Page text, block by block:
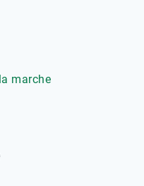
marche